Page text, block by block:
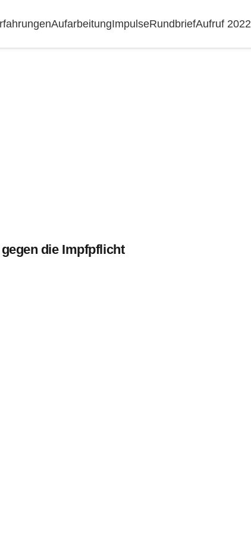
AufarbeitungImpulseRundbriefAufruf 2022
die Impfpflicht